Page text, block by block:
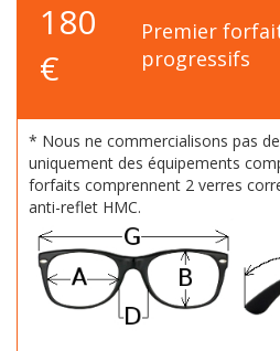
180
€
Premier
progressifs
* Nous ne commercialisons pas
uniquement des équipements
forfaits comprennent 2 verres
anti-reflet HMC.